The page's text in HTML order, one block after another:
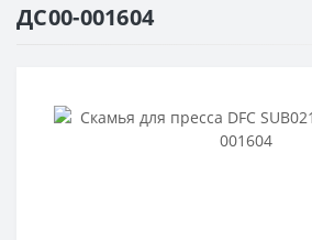
ДС00-001604